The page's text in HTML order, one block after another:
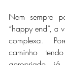
Nem sempre
“happy end”,
complexa.
caminho